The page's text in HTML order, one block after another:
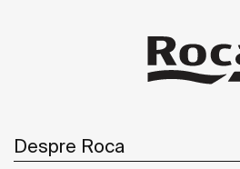
reciclate și ambalaje fără plastic.
Despre Roca